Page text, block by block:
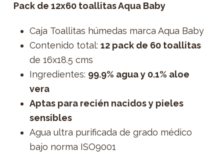
Pack de 12x60 toallitas Aqua Baby
Caja Toallitas húmedas marca Aqua Baby
Contenido total: 12 pack de 60 toallitas
de 16x18.5 cms
Ingredientes: 99.9% agua y 0.1% aloe
vera
Aptas para recién nacidos y pieles
sensibles
Agua ultra purificada de grado médico
bajo norma ISO9001